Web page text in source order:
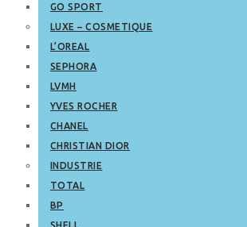
GO SPORT
LUXE – COSMETIQUE
L’OREAL
SEPHORA
LVMH
YVES ROCHER
CHANEL
CHRISTIAN DIOR
INDUSTRIE
TOTAL
BP